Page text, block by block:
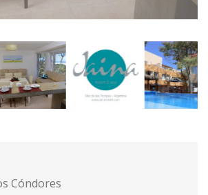
Cóndores